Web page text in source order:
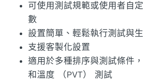
可使用測試規範或使用者自
數
設置簡單、輕鬆執行測試與
支援客製化設置
適用於多種排序與測試條件
和溫度 （PVT） 測試